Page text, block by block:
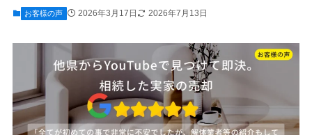
お客様の声 2026年3月17日 2026年7月13日